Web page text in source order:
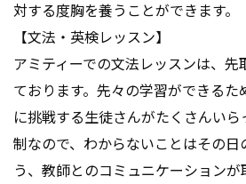
対する度胸を養うことができます。
【文法・英検レッスン】
アミティーでの文法レッスンは、先
ております。先々の学習ができる
に挑戦する生徒さんがたくさんい
制なので、わからないことはその日
う、教師とのコミュニケーションが